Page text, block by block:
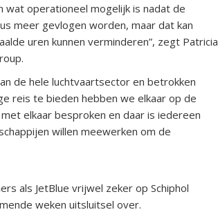
wat operationeel mogelijk is nadat de
meer gevlogen worden, maar dat kan
uren kunnen verminderen”, zegt Patricia
de hele luchtvaartsector en betrokken
reis te bieden hebben we elkaar op de
elkaar besproken en daar is iedereen
willen meewerken om de
als JetBlue vrijwel zeker op Schiphol
weken uitsluitsel over.